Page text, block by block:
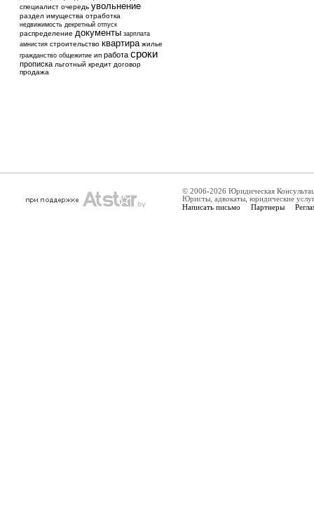
специалист очередь увольнение
раздел имущества отработка
недвижимость декретный отпуск
распределение документы зарплата
амнистия строительство квартира жилье
гражданство общежитие ип работа сроки
прописка льготный кредит договор
продажа
© 2006-2026 Юридическая
Юристы, адвокаты, юридические
Написать письмо Партнеры